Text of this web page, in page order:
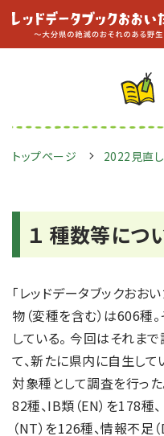
トップページ 2022見直
１ 種数等につ
「レッドデータブックおお
物（変種を含む）は606種
している。 今回はそれま
て、新たに県内に自生し
対象種として調査を行った
82種、IB類（EN）を178種
（NT）を126種、情報不足